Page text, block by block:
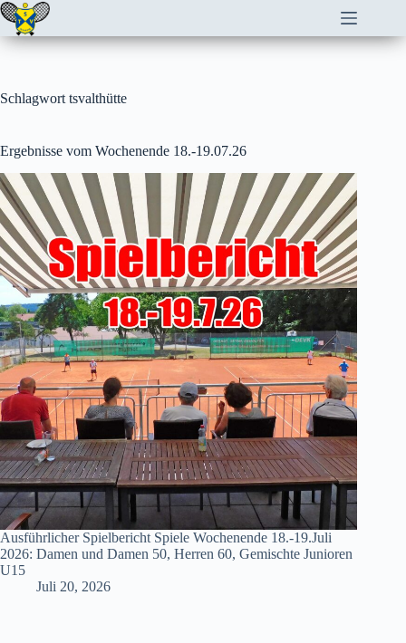
Zum
Inhalt
springen
Schlagwort tsvalthütte
Ergebnisse vom Wochenende 18.-19.07.26
Ausführlicher Spielbericht Spiele Wochenende 18.-19.Juli
2026: Damen und Damen 50, Herren 60, Gemischte Junioren
U15
Juli 20, 2026